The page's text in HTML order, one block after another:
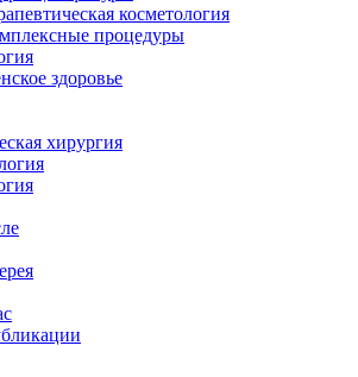
косметология
процедуры
здоровье
хирургия